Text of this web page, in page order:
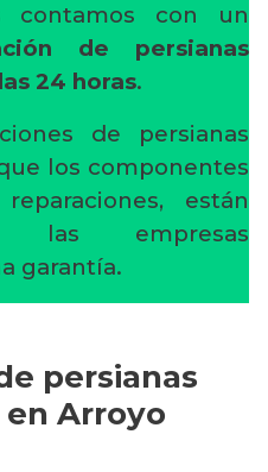
contamos con un
de persianas
las 24 horas.
de persianas
los componentes
están
las empresas
garantía.
persianas
Arroyo